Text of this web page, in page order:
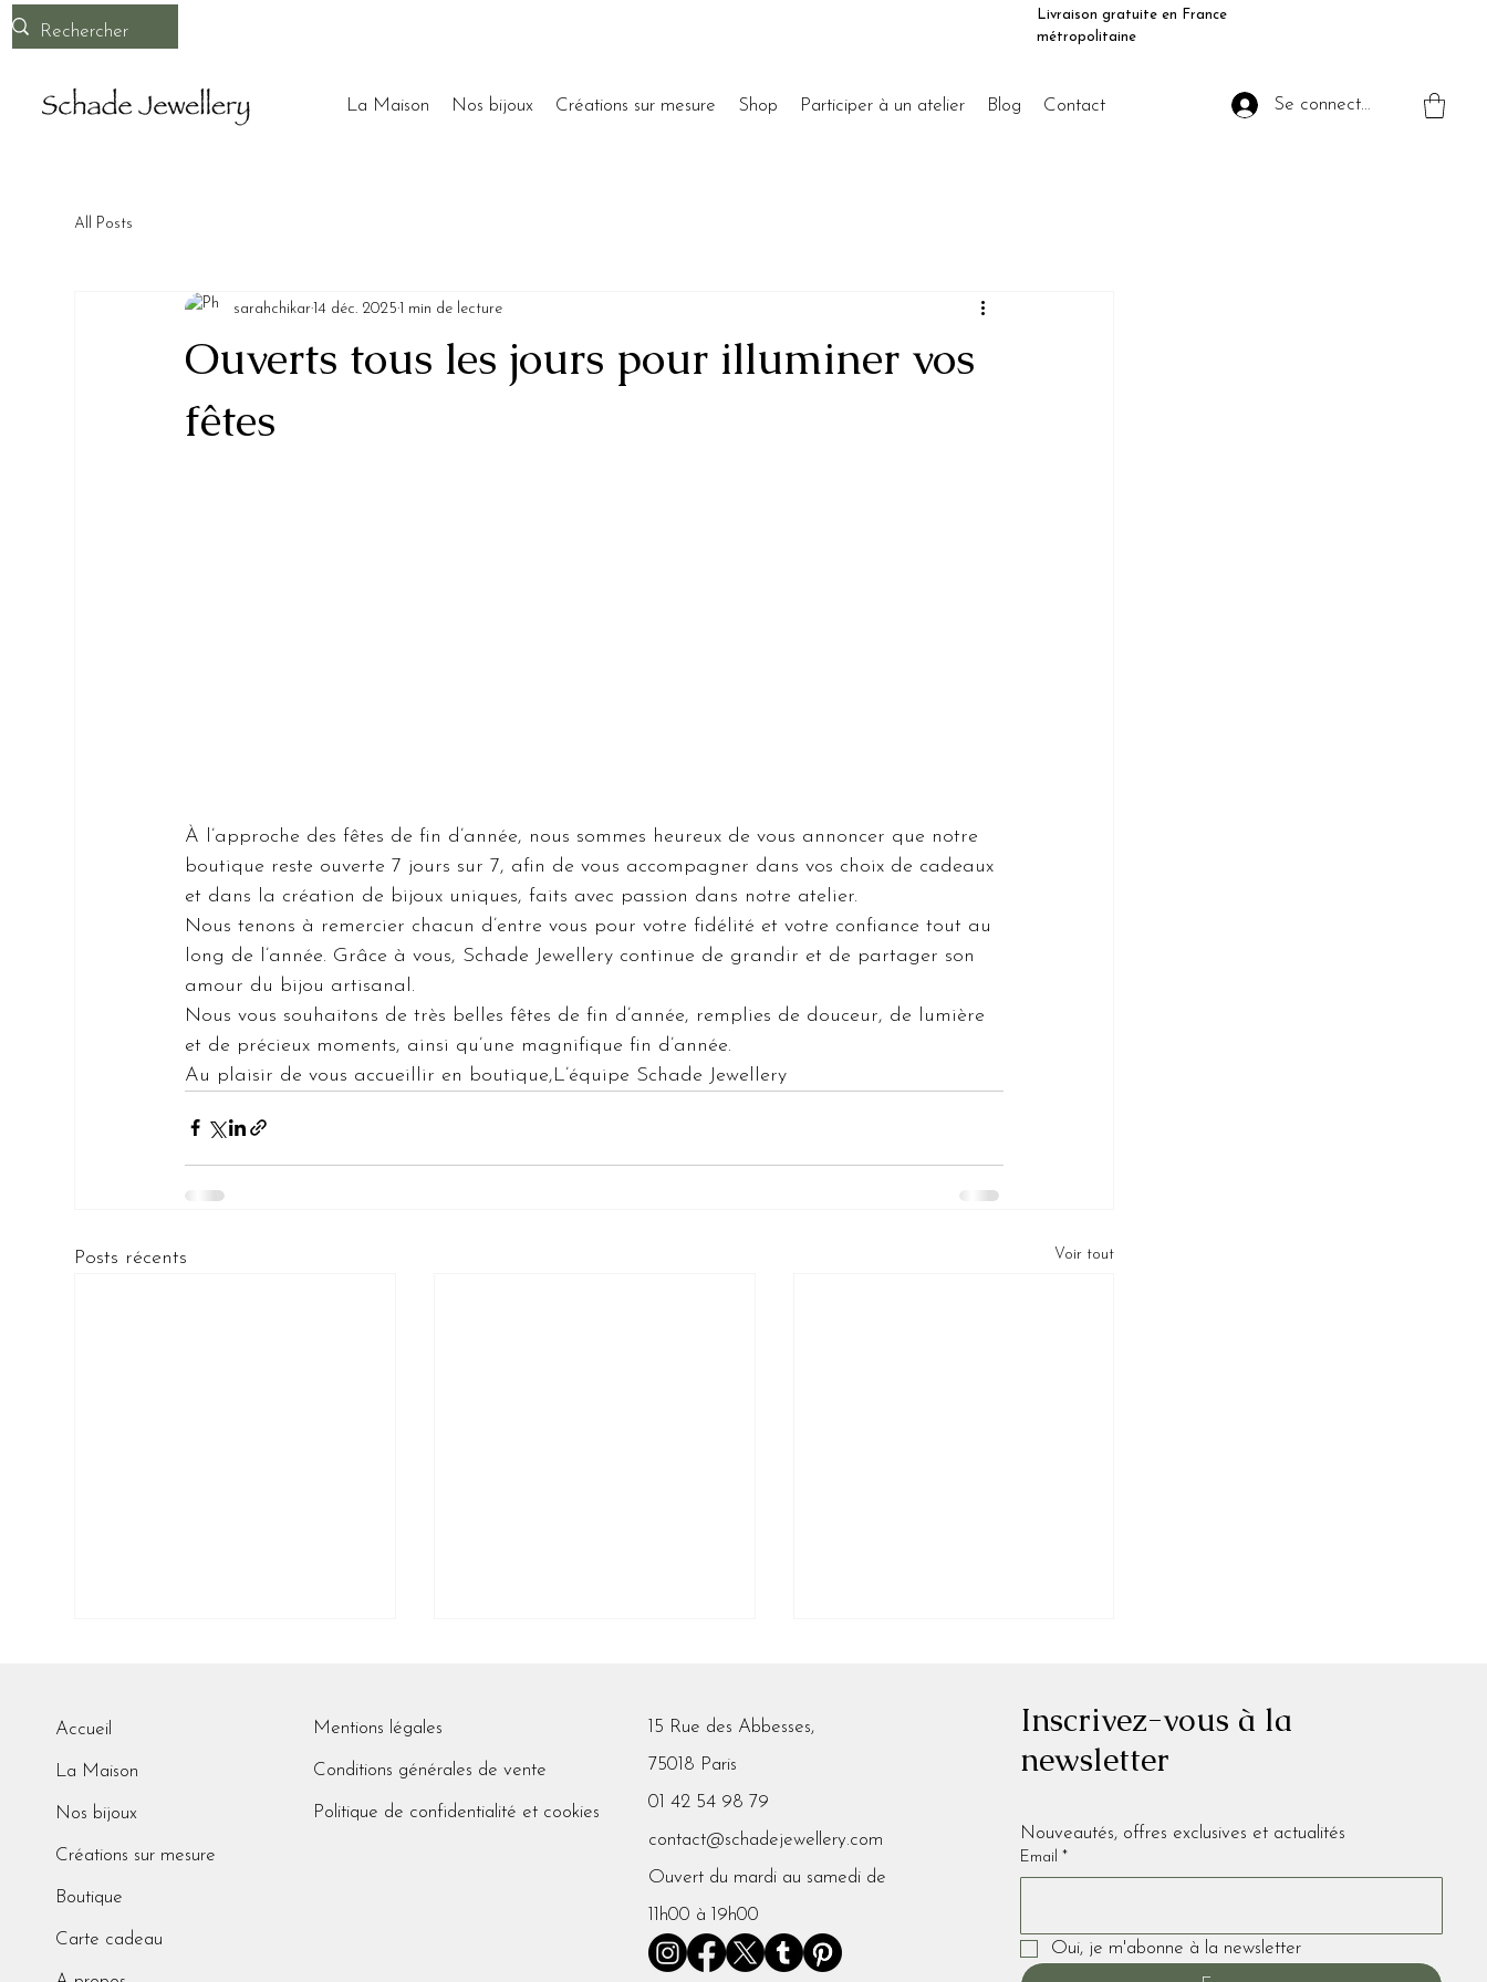
Livraison gratuite en France
métropolitaine
La Maison Nos bijoux Créations sur mesure Shop Participer à un atelier Blog Contact Se connecter
All Posts
Ouverts tous les jours pour illuminer vos
fêtes
sarahchikar 14 déc. 2025 1 min de lecture
À l’approche des fêtes de fin d’année, nous sommes heureux de vous annoncer que notre
boutique reste ouverte 7 jours sur 7, afin de vous accompagner dans vos choix de cadeaux
et dans la création de bijoux uniques, faits avec passion dans notre atelier.
Nous tenons à remercier chacun d’entre vous pour votre fidélité et votre confiance tout au
long de l’année. Grâce à vous, Schade Jewellery continue de grandir et de partager son
amour du bijou artisanal.
Nous vous souhaitons de très belles fêtes de fin d’année, remplies de douceur, de lumière
et de précieux moments, ainsi qu’une magnifique fin d’année.
Au plaisir de vous accueillir en boutique,L’équipe Schade Jewellery
Posts récents Voir tout
Congés annuels
Transmission
Une année qui prend forme
Accueil
La Maison
Nos bijoux
Créations sur mesure
Boutique
Carte cadeau
Mentions légales
Conditions générales de vente
Politique de confidentialité et cookies
15 Rue des Abbesses,
75018 Paris
01 42 54 98 79
contact@schadejewellery.com
Ouvert du mardi au samedi de
11h00 à 19h00
Inscrivez-vous à la
newsletter
Email *
Oui, je m'abonne à la newsletter